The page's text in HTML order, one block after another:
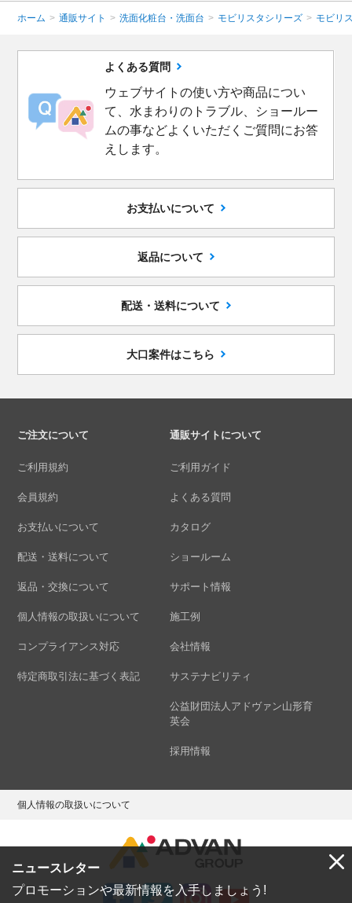
ニュースレター
プロモーションや最新情報を入手しましょう!
ホーム > 通販サイト > 洗面化粧台・洗面台 > モビリスタシリーズ > モビリ
よくある質問
ウェブサイトの使い方や商品につい
て、水まわりのトラブル、ショールー
ムの事などよくいただくご質問にお答
えします。
お支払いについて
返品について
配送・送料について
大口案件はこちら
ご注文について
ご利用規約
会員規約
お支払いについて
配送・送料について
返品・交換について
個人情報の取扱いについて
コンプライアンス対応
特定商取引法に基づく表記
通販サイトについて
ご利用ガイド
よくある質問
カタログ
ショールーム
サポート情報
施工例
会社情報
サステナビリティ
公益財団法人アドヴァン山形育
英会
採用情報
個人情報の取扱いについて